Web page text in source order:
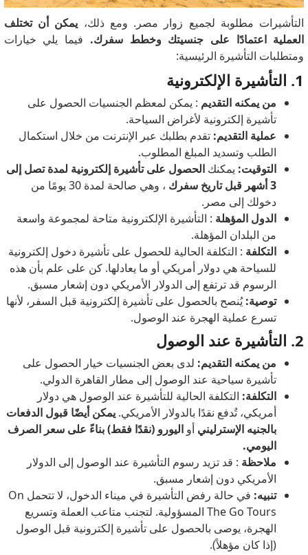
التأشيرات مطلوبة لجميع زوار مصر. ومع ذلك، يمكن أن تختلف
العملية اعتمادًا على جنسيتك وخطط سفرك. فيما يلي خيارات
ومتطلبات التأشيرة الرئيسية:
1. التأشيرة الإلكترونية
من يمكنه التقديم : يمكن لمعظم الجنسيات الحصول على
تأشيرة إلكترونية لأغراض السياحة.
عملية التقديم: تقدم بطلبك عبر الإنترنت من خلال استكمال
الطلب وتسديد المبلغ المطلوب.
التوقيت: يمكنك الحصول على تأشيرة إلكترونية لمدة تصل إلى
3 أشهر قبل تاريخ سفرك
، وهي صالحة لمدة 30 يومًا من
دخولك إلى مصر.
الدول المؤهلة : التأشيرة الإلكترونية متاحة لمجموعة واسعة
من البلدان المؤهلة.
التكلفة : التكلفة الحالية للحصول على تأشيرة دخول إلكترونية
للسياحة هي دولار أمريكي أو ما يعادلها. كن على علم بأن هذه
الرسوم قد ترتفع إلى الدولار الأمريكي دون إشعار مسبق.
توصية:يُنصح بالحصول على تأشيرة إلكترونية قبل السفر، لأنها
تسرع عملية الهجرة عند الوصول.
2. التأشيرة عند الوصول
من يمكنه التقديم: لدى بعض الجنسيات خيار الحصول على
تأشيرة سياحية عند الوصول إلى مطار القاهرة الدولي.
التكلفة: التكلفة الحالية للتأشيرة عند الوصول هي دولار
أمريكي، تُدفع نقدًا بالدولار الأمريكي. يمكن أيضًا قبول الدفعات
بالجنيه الإسترليني أو اليورو (نقدًا فقط) بناءً على سعر الصرف
اليومي.
ملاحظة : قد تزيد رسوم التأشيرة عند الوصول إلى الدولار
الأمريكي دون إشعار مسبق.
تنبيه:
في حالة رفض التأشيرة في ميناء الدخول، لا تتحمل On
The Go Tours المسؤولية. لتجنب متاعب العملة وتسريع
الهجرة، يوصى بالحصول على تأشيرة إلكترونية قبل الوصول
(إذا كان مؤهلاً).